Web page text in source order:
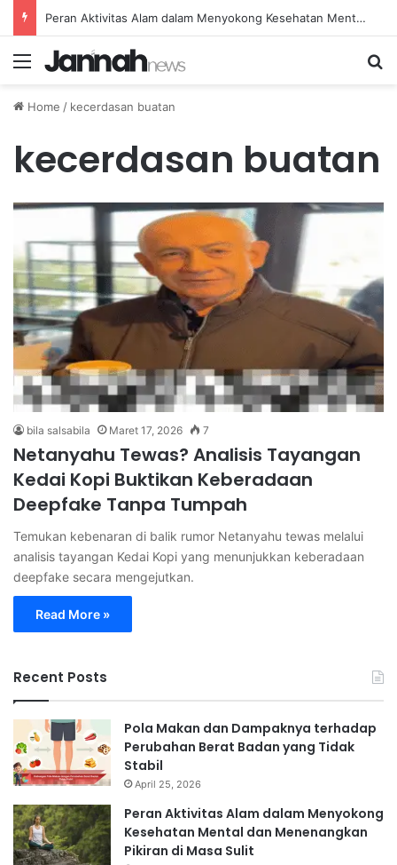
Peran Aktivitas Alam dalam Menyokong Kesehatan Mental dan Menenangkan Pikiran di Masa Sulit
Menu
Home / kecerdasan buatan
kecerdasan buatan
bila salsabila Maret 17, 2026 7
Netanyahu Tewas? Analisis Tayangan
Kedai Kopi Buktikan Keberadaan
Deepfake Tanpa Tumpah
Temukan kebenaran di balik rumor Netanyahu tewas melalui
analisis tayangan Kedai Kopi yang menunjukkan keberadaan
deepfake secara mengejutkan.
Read More »
Recent Posts
Pola Makan dan Dampaknya terhadap
Perubahan Berat Badan yang Tidak
Stabil
April 25, 2026
Peran Aktivitas Alam dalam Menyokong
Kesehatan Mental dan Menenangkan
Pikiran di Masa Sulit